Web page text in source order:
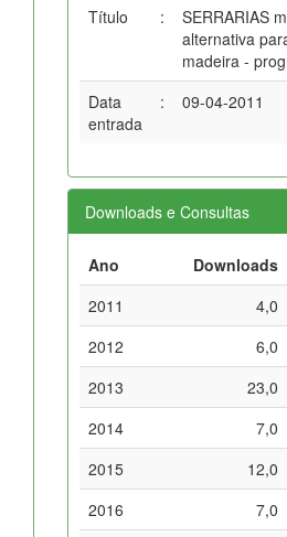
Título :
SERRARIAS
alternativa
madeira -
Data
entrada
: 09-04-2011
Downloads e Consultas
Ano Downloads
2011
4,0
2012
6,0
2013
23,0
2014
7,0
2015
12,0
2016
7,0